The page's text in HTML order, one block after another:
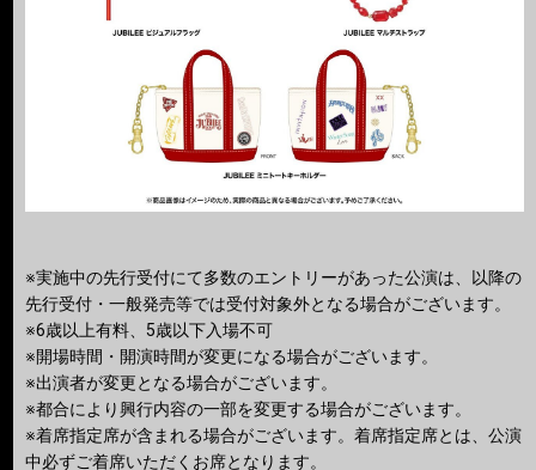
※実施中の先行受付にて多数のエントリーがあった公演は、以降の
先行受付・一般発売等では受付対象外となる場合がございます。
※6歳以上有料、5歳以下入場不可
※開場時間・開演時間が変更になる場合がございます。
※出演者が変更となる場合がございます。
※都合により興行内容の一部を変更する場合がございます。
※着席指定席が含まれる場合がございます。着席指定席とは、公演
中必ずご着席いただくお席となります。